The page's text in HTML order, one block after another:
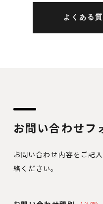
よくある
お問い合わせフ
お問い合わせ内容をご記
絡ください。